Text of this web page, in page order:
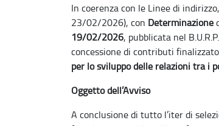
In coerenza con le Linee di
23/02/2026), con Determinazione
19/02/2026, pubblicata nel
concessione di contributi
per lo sviluppo delle relazioni tra i
Oggetto dell’Avviso
A conclusione di tutto l’iter di